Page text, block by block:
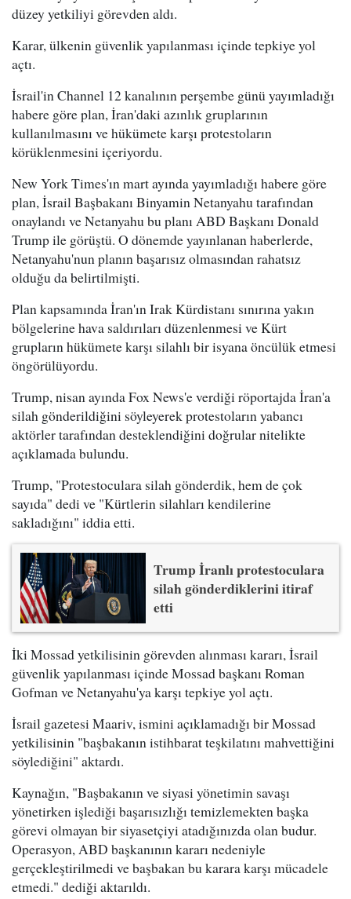
düzey yetkiliyi görevden aldı.
Karar, ülkenin güvenlik yapılanması içinde tepkiye yol
açtı.
İsrail'in Channel 12 kanalının perşembe günü yayımladığı
habere göre plan, İran'daki azınlık gruplarının
kullanılmasını ve hükümete karşı protestoların
körüklenmesini içeriyordu.
New York Times'ın mart ayında yayımladığı habere göre
plan, İsrail Başbakanı Binyamin Netanyahu tarafından
onaylandı ve Netanyahu bu planı ABD Başkanı Donald
Trump ile görüştü. O dönemde yayınlanan haberlerde,
Netanyahu'nun planın başarısız olmasından rahatsız
olduğu da belirtilmişti.
Plan kapsamında İran'ın Irak Kürdistanı sınırına yakın
bölgelerine hava saldırıları düzenlenmesi ve Kürt
grupların hükümete karşı silahlı bir isyana öncülük etmesi
öngörülüyordu.
Trump, nisan ayında Fox News'e verdiği röportajda İran'a
silah gönderildiğini söyleyerek protestoların yabancı
aktörler tarafından desteklendiğini doğrular nitelikte
açıklamada bulundu.
Trump, "Protestoculara silah gönderdik, hem de çok
sayıda" dedi ve "Kürtlerin silahları kendilerine
sakladığını" iddia etti.
Trump İranlı protestoculara
silah gönderdiklerini itiraf
etti
İki Mossad yetkilisinin görevden alınması kararı, İsrail
güvenlik yapılanması içinde Mossad başkanı Roman
Gofman ve Netanyahu'ya karşı tepkiye yol açtı.
İsrail gazetesi Maariv, ismini açıklamadığı bir Mossad
yetkilisinin "başbakanın istihbarat teşkilatını mahvettiğini
söylediğini" aktardı.
Kaynağın, "Başbakanın ve siyasi yönetimin savaşı
yönetirken işlediği başarısızlığı temizlemekten başka
görevi olmayan bir siyasetçiyi atadığınızda olan budur.
Operasyon, ABD başkanının kararı nedeniyle
gerçekleştirilmedi ve başbakan bu karara karşı mücadele
etmedi." dediği aktarıldı.